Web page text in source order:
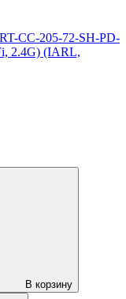
CC-205-72-SH-PD-
2.4G) (IARL,
В корзину